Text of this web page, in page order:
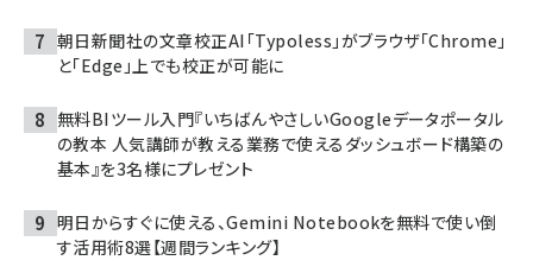
朝日新聞社の文章校正AI「Typoless」がブラウザ「Chrome」
と「Edge」上でも校正が可能に
無料BIツール入門『いちばんやさしいGoogleデータポータル
の教本 人気講師が教える業務で使えるダッシュボード構築の
基本』を3名様にプレゼント
明日からすぐに使える、Gemini Notebookを無料で使い倒
す活用術8選【週間ランキング】